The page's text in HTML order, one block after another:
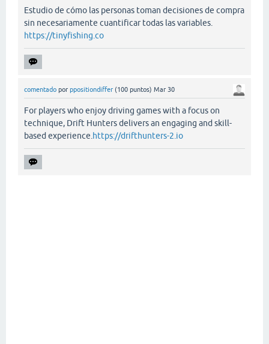
Estudio de cómo las personas toman decisiones de compra
sin necesariamente cuantificar todas las variables.
https://tinyfishing.co
comentado por ppositiondiffer (100 puntos) Mar 30
For players who enjoy driving games with a focus on
technique, Drift Hunters delivers an engaging and skill-
based experience.https://drifthunters-2.io